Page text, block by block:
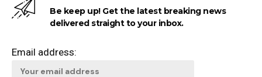
Be keep up! Get the latest breaking news
delivered straight to your inbox.
Email address: